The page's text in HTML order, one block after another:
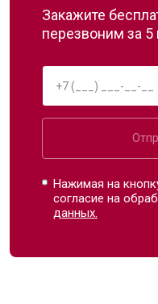
Закажите
перезвоним за 5
Нажимая на
согласие на
данных.